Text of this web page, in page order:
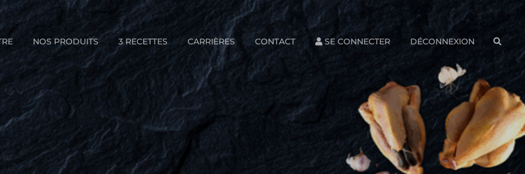
NOS PRODUITS 3 RECETTES CARRIÈRES CONTACT SE CONNECTER DÉCONNEXION